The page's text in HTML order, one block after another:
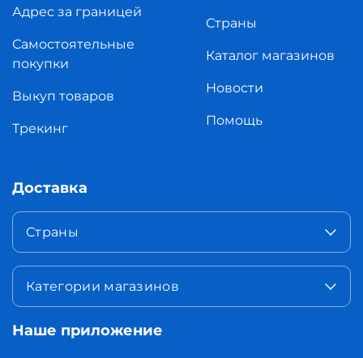
Адрес за границей
Самостоятельные
покупки
Выкуп товаров
Трекинг
Страны
Каталог магазинов
Новости
Помощь
Доставка
Страны
Категории магазинов
Наше приложение